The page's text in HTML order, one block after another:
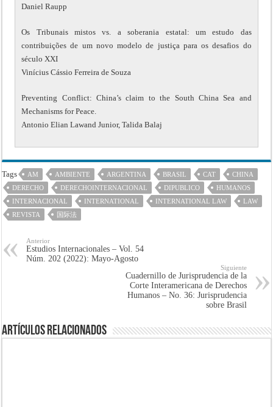
Daniel Raupp
Os Tribunais mistos vs. a soberania estatal: um estudo das
contribuições de um novo modelo de justiça para os desafios do
século XXI
Vinícius Cássio Ferreira de Souza
Preventing Conflict: China’s claim to the South China Sea and
Mechanisms for Peace.
Antonio Elian Lawand Junior, Talida Balaj
Tags AM AMBIENTE ARGENTINA BRASIL CAT
CHINA
DERECHO
DERECHOINTERNACIONAL DIPUBLICO
HUMANOS
INTERNACIONAL
INTERNATIONAL INTERNATIONAL LAW
LAW
REVISTA
国际法
Anterior
Estudios Internacionales – Vol. 54
Núm. 202 (2022): Mayo-Agosto
Siguiente
Cuadernillo de Jurisprudencia de la
Corte Interamericana de Derechos
Humanos – No. 36: Jurisprudencia
sobre Brasil
Artículos Relacionados